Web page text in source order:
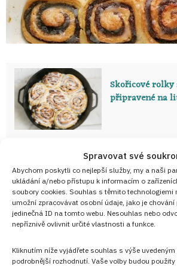
Spravovat své
Abychom poskytli co nejlepší služby, my a naši
ukládání a/nebo přístupu k informacím o
soubory cookies. Souhlas s těmito technologiemi
umožní zpracovávat osobní údaje, jako je chování
jedinečná ID na tomto webu. Nesouhlas nebo
nepříznivě ovlivnit určité vlastnosti a funkce.
Kliknutím níže vyjádřete souhlas s výše uvedeným
podrobnější rozhodnutí. Vaše volby budou
Skořicové rolky
připravené na
Se souhlasemDvě v
Nejlepší koláče, buchty a zákusky
Přidejte se doVIP skupinyNejlepší
PŘIDAT DO OBLÍBENÝCH